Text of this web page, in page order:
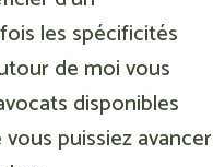
les spécificités
de moi vous
disponibles
puissiez avancer